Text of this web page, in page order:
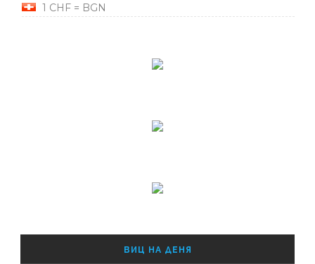
1 CHF = BGN
ВИЦ НА ДЕНЯ